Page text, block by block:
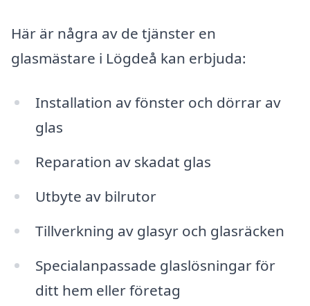
Här är några av de tjänster en
glasmästare i Lögdeå kan erbjuda:
Installation av fönster och dörrar av
glas
Reparation av skadat glas
Utbyte av bilrutor
Tillverkning av glasyr och glasräcken
Specialanpassade glaslösningar för
ditt hem eller företag